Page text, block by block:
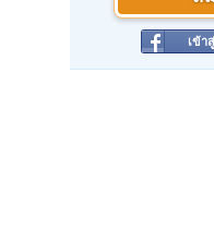
เข้า